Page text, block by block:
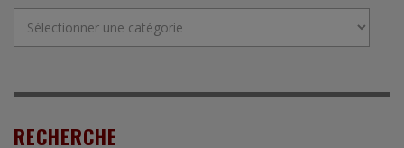
RECHERCHE